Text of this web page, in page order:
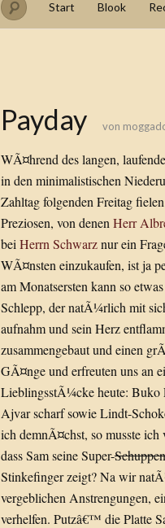
Start Blook
Payday von
WÃ¤hrend des langen,
in den minimalistischen
Zahltag folgenden Freitag
Preziosen, von denen Herr
bei Herrn Schwarznur ein
WÃ¤nsten einzukaufen, ist ja
am Monatsersten kann so
Schlepp, der natÃ¼rlich mit
aufnahm und sein Herz
zusammengebaut und einen
GÃ¤nge und erfreuten uns an
LieblingsstÃ¼cke heute: Buko
Ajvar scharf sowie Lindt-
ich demnÃ¤chst, so musste
dass Sam seine Super-Schuppen
Stinkefinger zeigt? Na wir
vergeblichen Anstrengungen,
verhelfen. Putzâ€™ die Platte